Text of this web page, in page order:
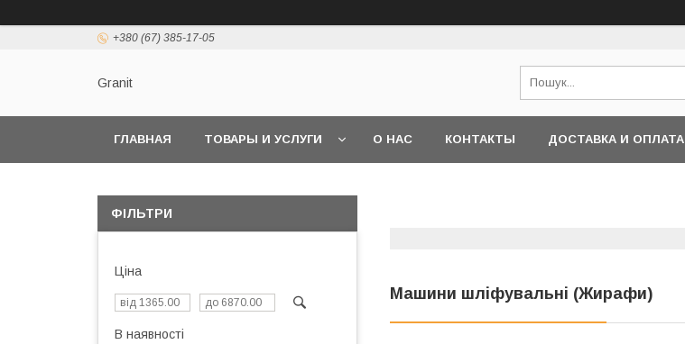
+380 (67) 385-17-05
Granit
ГЛАВНАЯ ТОВАРЫ И УСЛУГИ О НАС КОНТАКТЫ ДОСТАВКА И ОПЛАТА
Машини шліфувальні (Жирафи)
ФІЛЬТРИ
Ціна
В наявності